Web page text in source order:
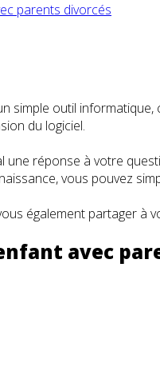
parents divorcés
simple outil
du logiciel.
une réponse à votre
vous pouvez
également partager à
avec